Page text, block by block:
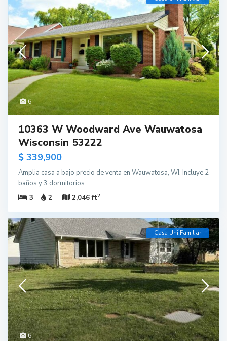
6
10363 W Woodward Ave Wauwatosa
Wisconsin 53222
$ 339,900
Amplia casa a bajo precio de venta en Wauwatosa, WI. Incluye 2
baños y 3 dormitorios.
3
2 2,046 ft2
6
Casa Uni Familiar